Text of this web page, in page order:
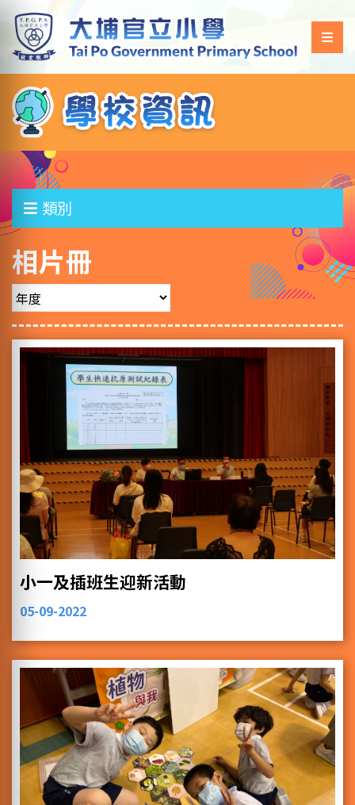
類別
相片冊
小一及插班生迎新活動
05-09-2022